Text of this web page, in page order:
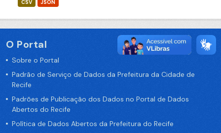
CSV JSON
O Portal
Sobre o Portal
Padrão de Serviço de Dados da Prefeitura da Cidade de
Recife
Padrões de Publicação dos Dados no Portal de Dados
Abertos do Recife
Política de Dados Abertos da Prefeitura do Recife